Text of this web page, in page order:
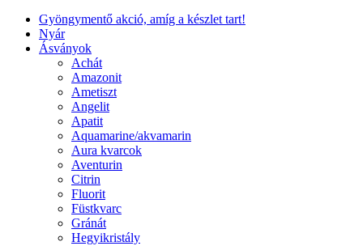
Gyöngymentő akció, amíg a készlet tart!
Nyár
Ásványok
Achát
Amazonit
Ametiszt
Angelit
Apatit
Aquamarine/akvamarin
Aura kvarcok
Aventurin
Citrin
Fluorit
Füstkvarc
Gránát
Hegyikristály